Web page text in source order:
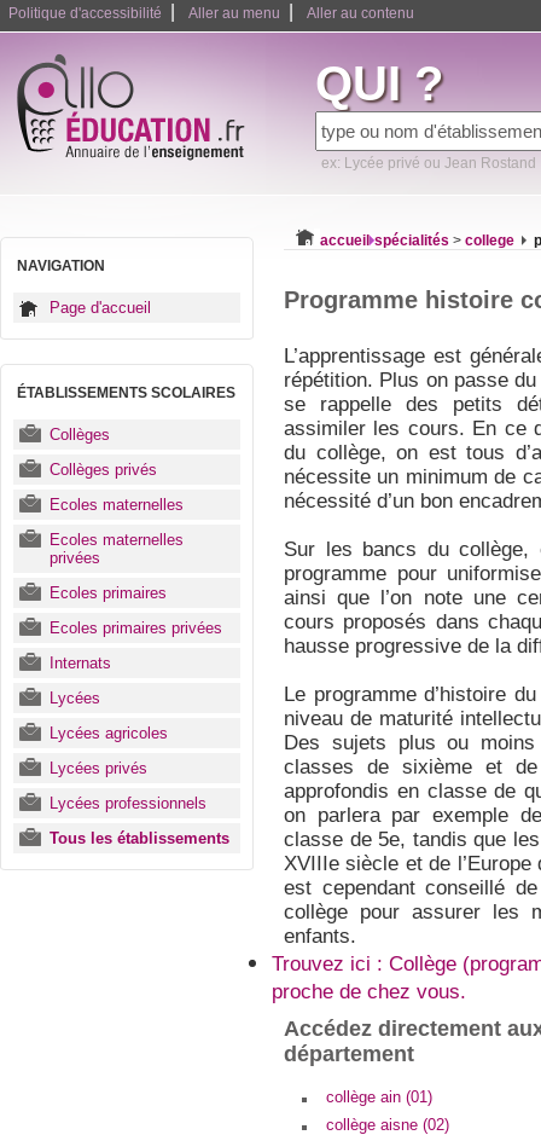
Politique d'accessibilité Aller au menu Aller au contenu
QUI ?
ex: Lycée privé ou Jean Rostand
NAVIGATION
Page d'accueil
ÉTABLISSEMENTS SCOLAIRES
Collèges
Collèges privés
Ecoles maternelles
Ecoles maternelles
privées
Ecoles primaires
Ecoles primaires privées
Internats
Lycées
Lycées agricoles
Lycées privés
Lycées professionnels
Tous les établissements
accueil spécialités > college
Programme histoire
L’apprentissage est
répétition. Plus on passe
se rappelle des petits
assimiler les cours. En ce
du collège, on est tous
nécessite un minimum de
nécessité d’un bon
Sur les bancs du collège,
programme pour
ainsi que l’on note une
cours proposés dans
hausse progressive de la
Le programme d’histoire
niveau de maturité
Des sujets plus ou
classes de sixième et
approfondis en classe de
on parlera par exemple
classe de 5e, tandis que
XVIIIe siècle et de
est cependant conseillé
collège pour assurer les
enfants.
Trouvez ici : Collège
proche de chez vous.
Accédez directement
département
collège ain (01)
collège aisne (02)